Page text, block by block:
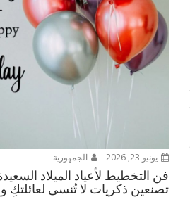
يونيو 23, 2026 الجمهورية
فن التخطيط لأعياد الميلاد
تصنعين ذكريات لا تُنسى